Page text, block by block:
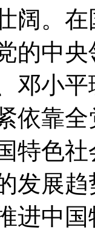
阔。
的中
邓小
依靠
特色
发展
进中